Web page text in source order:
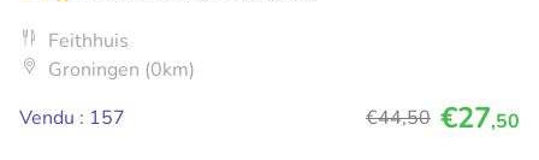
Feithhuis
Groningen (0km)
Vendu : 157
€44,50 €27,50